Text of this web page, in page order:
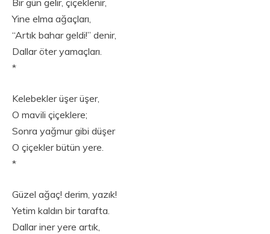
Bir gün gelir, çiçeklenir,
Yine elma ağaçları,
“Artık bahar geldi!” denir,
Dallar öter yamaçları.
*
Kelebekler üşer üşer,
O mavili çiçeklere;
Sonra yağmur gibi düşer
O çiçekler bütün yere.
*
Güzel ağaç! derim, yazık!
Yetim kaldın bir tarafta.
Dallar iner yere artık,